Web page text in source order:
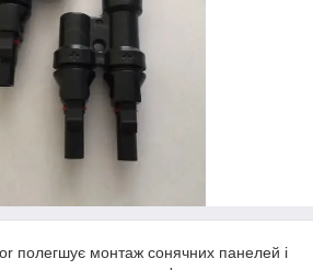
полегшує монтаж сонячних панелей і